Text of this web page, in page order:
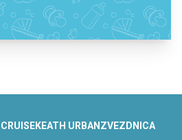
KEATH URBAN ZVEZDNICA